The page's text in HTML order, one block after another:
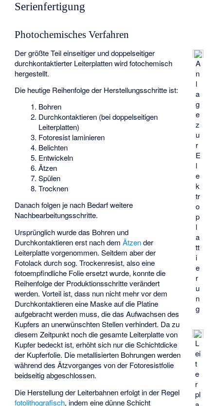
Serienfertigung
Photochemisches Verfahren
A
n
l
a
g
e
z
u
r
E
l
e
k
tr
o
p
l
a
tt
i
e
r
u
n
g
L
ei
t
e
r
pl
Der größte Teil einseitiger und doppelseitiger
durchkontaktierter Leiterplatten wird fotochemisch
hergestellt.
Die heutige Reihenfolge der Herstellungsschritte ist:
Bohren
Durchkontaktieren (bei doppelseitigen
Leiterplatten)
Fotoresist laminieren
Belichten
Entwickeln
Ätzen
Spülen
Trocknen
Danach folgen je nach Bedarf weitere
Nachbearbeitungsschritte.
Ursprünglich wurde das Bohren und
Durchkontaktieren erst nach demÄtzender
Leiterplatte vorgenommen. Seitdem aber der
Fotolack durch sog. Trockenresist, also eine
fotoempfindliche Folie ersetzt wurde, konnte die
Reihenfolge der Produktionsschritte verändert
werden. Vorteil ist, dass nun nicht mehr vor dem
Durchkontaktieren eine Maske auf die Platine
aufgebracht werden muss, die das Aufwachsen des
Kupfers an unerwünschten Stellen verhindert. Da zu
diesem Zeitpunkt noch die gesamte Leiterplatte von
Kupfer bedeckt ist, erhöht sich nur die Schichtdicke
der Kupferfolie. Die metallisierten Bohrungen werden
während des Ätzvorganges von der Fotoresistfolie
beidseitig abgeschlossen.
Die Herstellung der Leiterbahnen erfolgt in der Regel
fotolithografisch, indem eine dünne Schicht